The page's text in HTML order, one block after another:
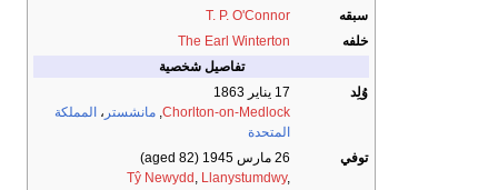
سبقه
T. P. O'Connor
خلفه
The Earl Winterton
تفاصيل شخصية
وُلِد
17 يناير 1863
Chorlton-on-Medlock
, مانشستر ، المملكة
المتحدة
توفي
26 مارس 1945
(aged 82)
Tŷ Newydd , Llanystumdwy,